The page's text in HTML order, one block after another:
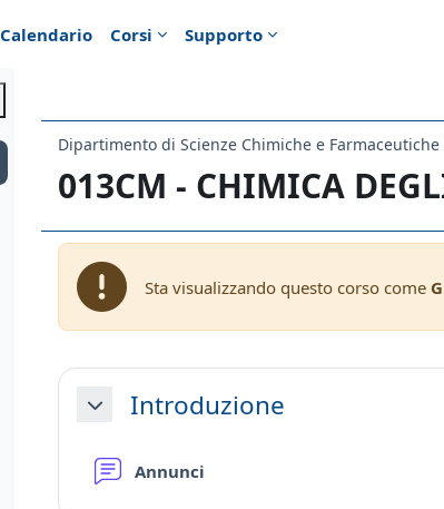
Calendario Corsi Supporto
Dipartimento di Scienze Chimiche e Farmaceutiche
013CM - CHIMICA
Sta visualizzando questo corso come
Schema della sezione
MinimizzaIntroduzione
Annunci